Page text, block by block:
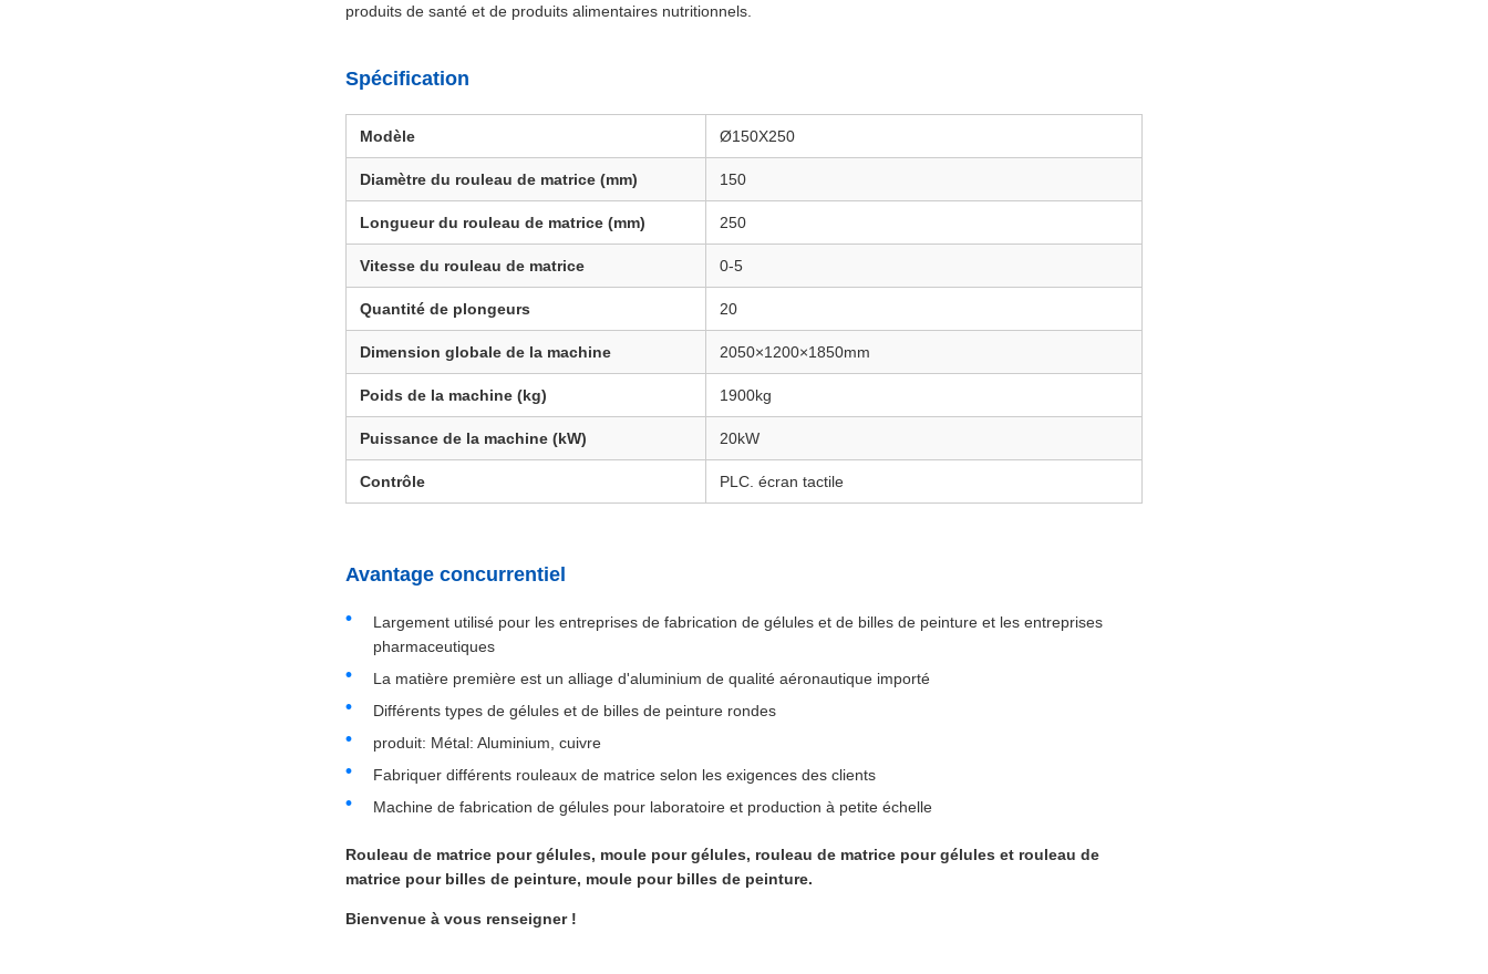
produits de santé et de produits alimentaires nutritionnels.
Spécification
Modèle Ø150X250
Diamètre du rouleau de matrice (mm) 150
Longueur du rouleau de matrice (mm) 250
Vitesse du rouleau de matrice 0-5
Quantité de plongeurs 20
Dimension globale de la machine 2050×1200×1850mm
Poids de la machine (kg) 1900kg
Puissance de la machine (kW) 20kW
Contrôle PLC. écran tactile
Avantage concurrentiel
Largement utilisé pour les entreprises de fabrication de gélules et de billes de peinture et les entreprises
pharmaceutiques
La matière première est un alliage d'aluminium de qualité aéronautique importé
Différents types de gélules et de billes de peinture rondes
produit: Métal: Aluminium, cuivre
Fabriquer différents rouleaux de matrice selon les exigences des clients
Machine de fabrication de gélules pour laboratoire et production à petite échelle
Rouleau de matrice pour gélules, moule pour gélules, rouleau de matrice pour gélules et rouleau de
matrice pour billes de peinture, moule pour billes de peinture.
Bienvenue à vous renseigner !